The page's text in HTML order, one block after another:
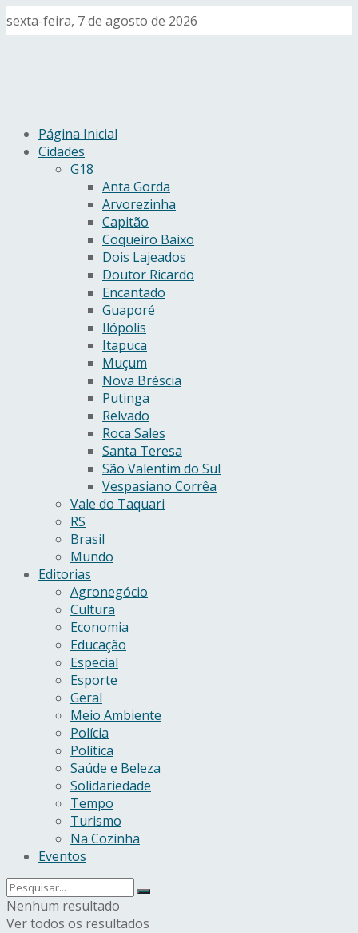
sexta-feira, 7 de agosto de 2026
Página Inicial
Cidades
G18
Anta Gorda
Arvorezinha
Capitão
Coqueiro Baixo
Dois Lajeados
Doutor Ricardo
Encantado
Guaporé
Ilópolis
Itapuca
Muçum
Nova Bréscia
Putinga
Relvado
Roca Sales
Santa Teresa
São Valentim do Sul
Vespasiano Corrêa
Vale do Taquari
RS
Brasil
Mundo
Editorias
Agronegócio
Cultura
Economia
Educação
Especial
Esporte
Geral
Meio Ambiente
Polícia
Política
Saúde e Beleza
Solidariedade
Tempo
Turismo
Na Cozinha
Eventos
Nenhum resultado
Ver todos os resultados